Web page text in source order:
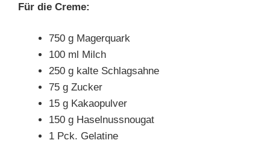
Für die Creme:
750 g Magerquark
100 ml Milch
250 g kalte Schlagsahne
75 g Zucker
15 g Kakaopulver
150 g Haselnussnougat
1 Pck. Gelatine